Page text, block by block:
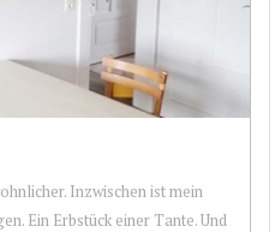
Inzwischen ist mein
Ein Erbstück einer Tante. Und